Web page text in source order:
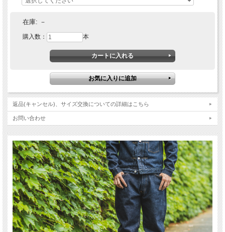
在庫: －
購入数： 本
返品(キャンセル)、サイズ交換についての詳細はこちら
お問い合わせ